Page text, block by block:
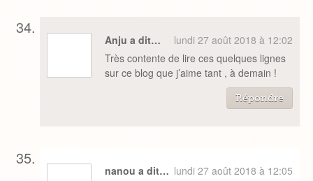
Anju a dit…
lundi 27 août 2018 à 12:02
Très contente de lire ces quelques lignes
sur ce blog que j’aime tant , à demain !
Répondre
nanou a dit… lundi 27 août 2018 à 12:05